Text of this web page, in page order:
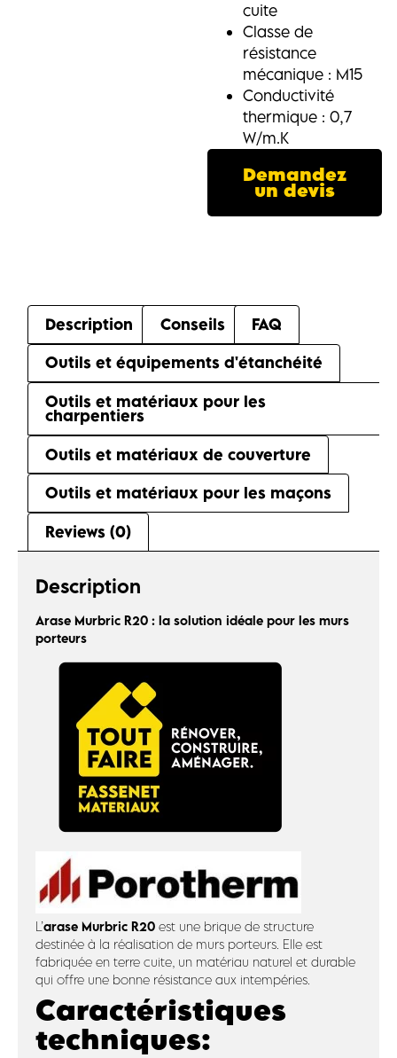
cuite
Classe de
résistance
mécanique : M15
Conductivité
thermique : 0,7
W/m.K
Demandez
un devis
Description Conseils
FAQ
Outils et équipements d'étanchéité
Outils et matériaux pour les
charpentiers
Outils et matériaux de couverture
Outils et matériaux pour les maçons
Reviews (0)
Description
Arase Murbric R20 : la solution idéale pour les murs
porteurs
L’arase Murbric R20 est une brique de structure
destinée à la réalisation de murs porteurs. Elle est
fabriquée en terre cuite, un matériau naturel et durable
qui offre une bonne résistance aux intempéries.
Caractéristiques
techniques: